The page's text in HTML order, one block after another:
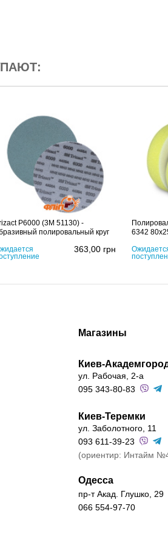
P6000 (3M 51130) -
полировальный круг
363,00 грн
6342
Магазины
Киев-
ул. Рабочая, 2-а
095 343-80-83
Киев-Теремки
ул. Заболотного, 11
093 611-39-23
(ориентир: Интайм
Одесса
пр-т Акад. Глушко, 29
066 554-97-70